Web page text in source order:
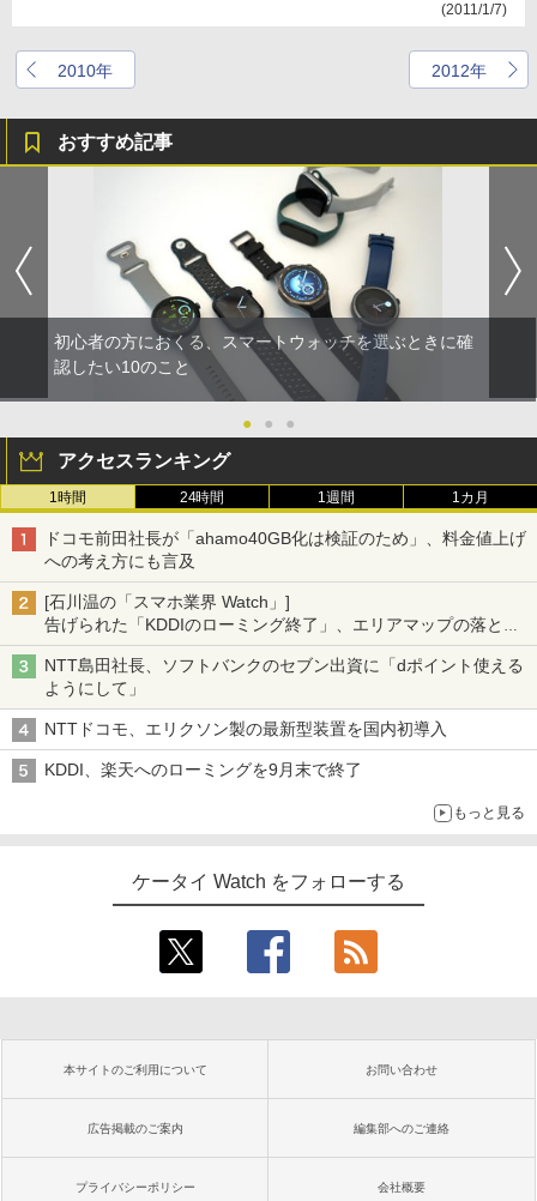
(2011/1/7)
2010年 2012年
おすすめ記事
初心者の方におくる、スマートウォッチを選ぶときに確
認したい10のこと
● ● ●
アクセスランキング
1時間 24時間 1週間 1カ月
ドコモ前田社長が「ahamo40GB化は検証のため」、料金値上げ
への考え方にも言及
[石川温の「スマホ業界 Watch」]
告げられた「KDDIのローミング終了」、エリアマップの落とし
穴と楽天モバイルの課題
NTT島田社長、ソフトバンクのセブン出資に「dポイント使える
ようにして」
NTTドコモ、エリクソン製の最新型装置を国内初導入
KDDI、楽天へのローミングを9月末で終了
もっと見る
ケータイ Watch をフォローする
本サイトのご利用について お問い合わせ
広告掲載のご案内 編集部へのご連絡
プライバシーポリシー 会社概要